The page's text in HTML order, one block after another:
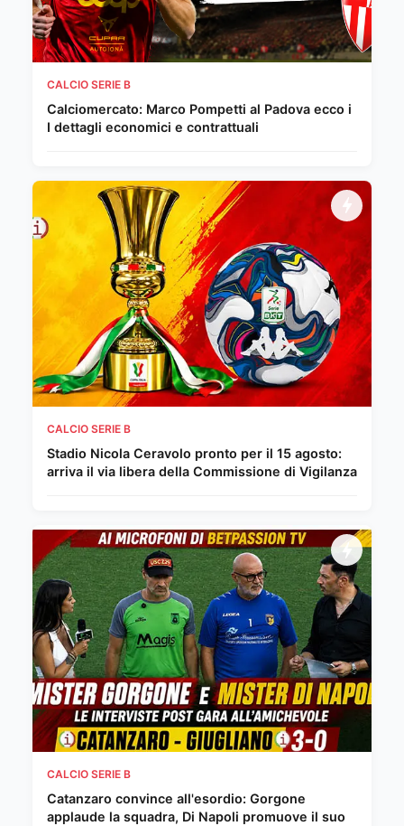
CALCIO SERIE B
Calciomercato: Marco Pompetti al Padova ecco i
I dettagli economici e contrattuali
CALCIO SERIE B
Stadio Nicola Ceravolo pronto per il 15 agosto:
arriva il via libera della Commissione di Vigilanza
CALCIO SERIE B
Catanzaro convince all'esordio: Gorgone
applaude la squadra, Di Napoli promuove il suo